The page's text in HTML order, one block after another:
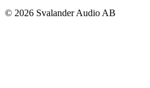
© 2026 Svalander Audio AB